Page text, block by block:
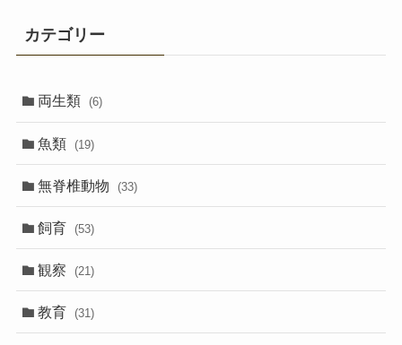
カテゴリー
両生類 (6)
魚類 (19)
無脊椎動物 (33)
飼育 (53)
観察 (21)
教育 (31)